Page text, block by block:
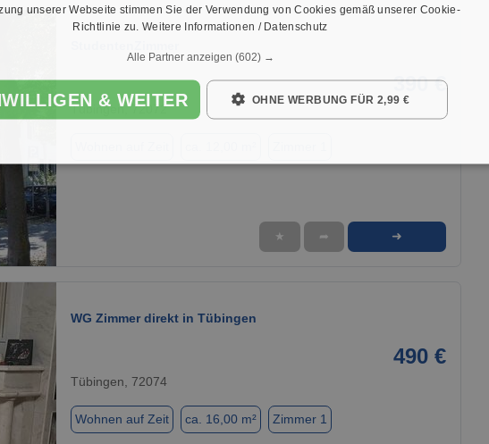
1 / 9
390 €
Tübingen, 72072
★ ➦ ➜
WG Zimmer direkt in Tübingen
490 €
Tübingen, 72074
Wohnen auf Zeit ca. 16,00 m² Zimmer 1
unserer Webseite stimmen Sie der Verwendung von Cookies gemäß unserer Cookie-
Richtlinie zu. Weitere Informationen / Datenschutz
Alle Partner anzeigen (602) →
& WEITER OHNE WERBUNG FÜR 2,99 €